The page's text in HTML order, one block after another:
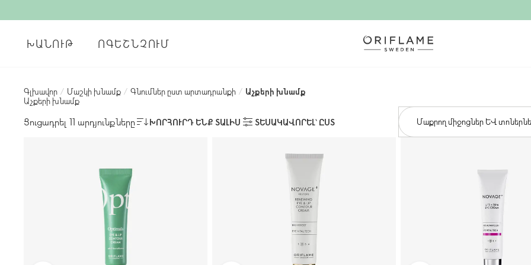
ԽԱՆՈՒԹ ՈԳԵՇՆՉՈՒՄ
Գլխավոր / Մաշկի խնամք / Գնումներ ըստ արտադրանքի / Աչքերի խնամք
Աչքերի խնամք
Ցուցադրել 11 արդյունքները ԽՈՐՀՈՒՐԴ ԵՆՔ ՏԱԼԻՍ ՏԵՍԱԿԱՎՈՐԵԼ՝ ԸՍՏ Մաքրող միջոցներ և